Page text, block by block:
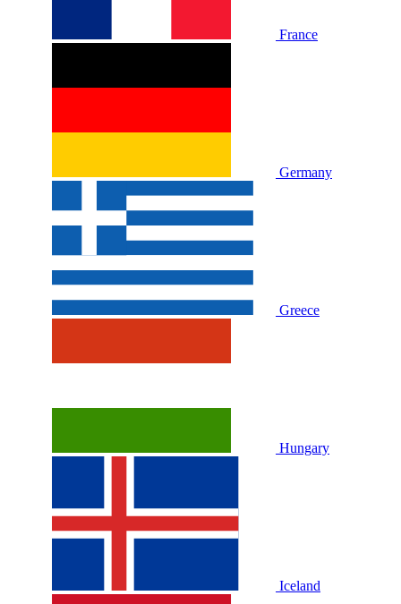
France
Germany
Greece
Hungary
Iceland